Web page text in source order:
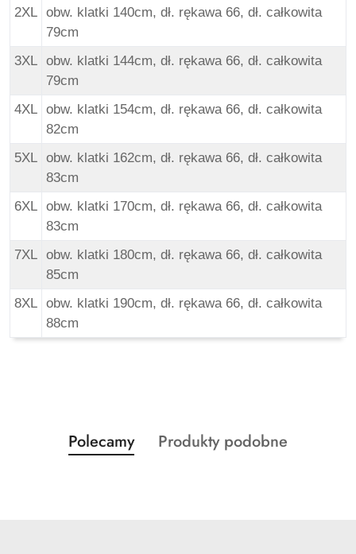
North 56Denim Duża Bluza - Granat - Wymiary
2XL obw. klatki 140cm, dł. rękawa 66, dł. całkowita
79cm
3XL obw. klatki 144cm, dł. rękawa 66, dł. całkowita
79cm
4XL obw. klatki 154cm, dł. rękawa 66, dł. całkowita
82cm
5XL obw. klatki 162cm, dł. rękawa 66, dł. całkowita
83cm
6XL obw. klatki 170cm, dł. rękawa 66, dł. całkowita
83cm
7XL obw. klatki 180cm, dł. rękawa 66, dł. całkowita
85cm
8XL obw. klatki 190cm, dł. rękawa 66, dł. całkowita
88cm
Pomiń karuzelę produktów
Produkty
o
Polecamy
Produkty
Produkty podobne